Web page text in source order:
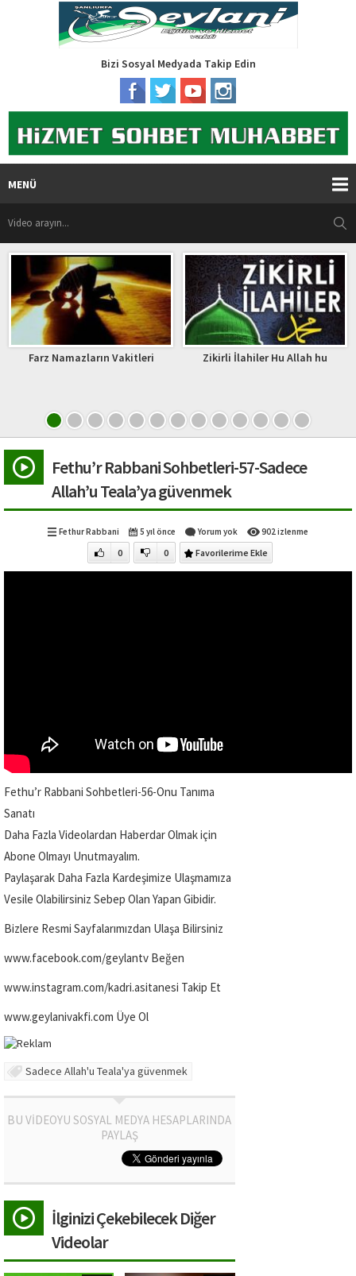
Bizi Sosyal Medyada Takip Edin
MENÜ
Namazların Vakitleri Zikirli İlahiler Hu Allah hu
Fethu’r Rabbani Sohbetleri-57-Sadece
Allah’u Teala’ya güvenmek
Fethur Rabbani 5 yıl önce Yorum yok 902 izlenme
0 0 Favorilerime Ekle
Fethu’r Rabbani Sohbetleri-56-Onu Tanıma
Sanatı
Daha Fazla Videolardan Haberdar Olmak için
Abone Olmayı Unutmayalım.
Paylaşarak Daha Fazla Kardeşimize Ulaşmamıza
Vesile Olabilirsiniz Sebep Olan Yapan Gibidir.
Bizlere Resmi Sayfalarımızdan Ulaşa Bilirsiniz
www.facebook.com/geylantv Beğen
www.instagram.com/kadri.asitanesi Takip Et
www.geylanivakfi.com Üye Ol
Sadece Allah'u Teala'ya güvenmek
BU VİDEOYU SOSYAL MEDYA HESAPLARINDA
PAYLAŞ
İlginizi Çekebilecek Diğer
Videolar